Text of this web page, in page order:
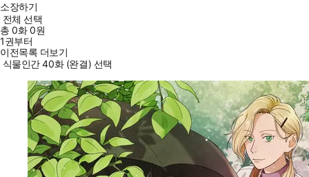
소장하기
전체 선택
총0화0원
1권부터
이전목록 더보기
식물인간 40화 (완결) 선택